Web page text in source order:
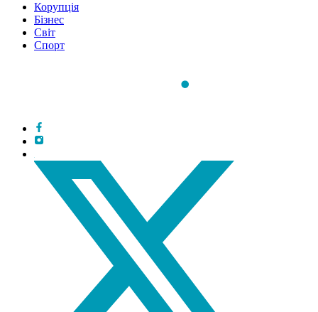
Корупція
Бізнес
Світ
Спорт